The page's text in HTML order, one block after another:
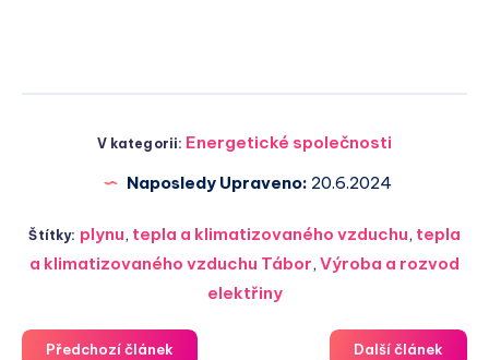
V kategorii: Energetické společnosti
Naposledy Upraveno: 20.6.2024
Štítky: plynu, tepla a klimatizovaného vzduchu, tepla
a klimatizovaného vzduchu Tábor, Výroba a rozvod
elektřiny
Předchozí článek Další článek